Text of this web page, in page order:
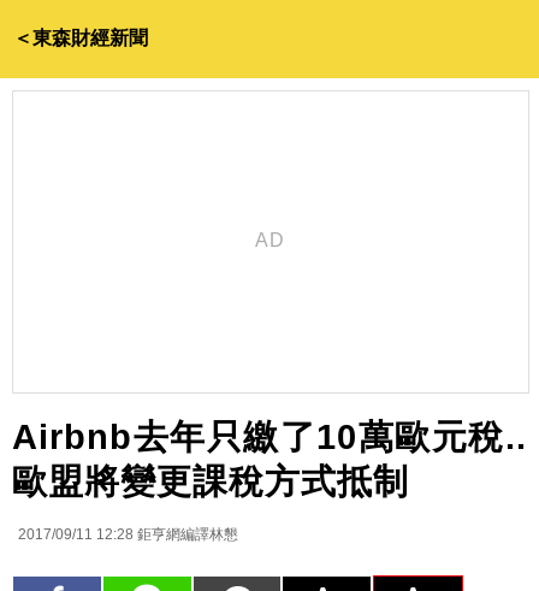
＜東森財經新聞
Airbnb去年只繳了10萬歐元稅..
歐盟將變更課稅方式抵制
2017/09/11 12:28 鉅亨網編譯林懇